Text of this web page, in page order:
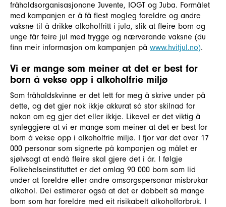
fråhaldsorganisasjonane Juvente, IOGT og Juba. Formålet
med kampanjen er å få flest mogleg foreldre og andre
vaksne til å drikke alkoholfritt i jula, slik at fleire born og
unge får feire jul med trygge og nærverande vaksne (du
finn meir informasjon om kampanjen på www.hvitjul.no).
Vi er mange som meiner at det er best for
born å vekse opp i alkoholfrie miljø
Som fråhaldskvinne er det lett for meg å skrive under på
dette, og det gjer nok ikkje akkurat så stor skilnad for
nokon om eg gjer det eller ikkje. Likevel er det viktig å
synleggjere at vi er mange som meiner at det er best for
born å vekse opp i alkoholfrie miljø. I fjor var det over 17
000 personar som signerte på kampanjen og målet er
sjølvsagt at endå fleire skal gjere det i år. I følgje
Folkehelseinstituttet er det omlag 90 000 born som lid
under at foreldre eller andre omsorgspersonar misbrukar
alkohol. Dei estimerer også at det er dobbelt så mange
born som har foreldre med eit risikabelt alkoholforbruk. I